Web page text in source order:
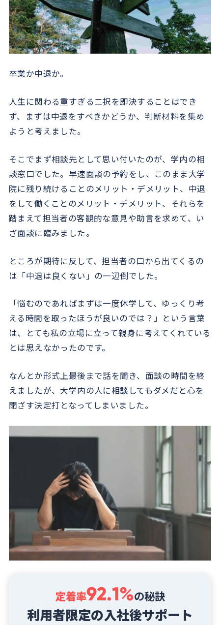
卒業か中退か。
人生に関わる重すぎる二択を即決することはでき
ず、まずは中退をすべきかどうか、判断材料を集め
ようと考えました。
そこでまず相談先として思い付いたのが、学内の相
談窓口でした。早速面談の予約をし、このまま大学
院に残り続けることのメリット・デメリット、中退
をして働くことのメリット・デメリット、それらを
踏まえて担当者の客観的な意見や助言を求めて、い
ざ面談に臨みました。
ところが期待に反して、担当者の口から出てくるの
は「中退は良くない」の一辺倒でした。
「悩むのであればまずは一度休学して、ゆっくり考
える時間を取ったほうが良いのでは？」という言葉
は、とても私の立場に立って親身に考えてくれている
とは思えなかったのです。
なんとか形式上最後まで話を聞き、面談の時間を終
えましたが、大学内の人に相談してもダメだと心を
閉ざす決定打となってしまいました。
定着率92.1%の秘訣
利用者限定の入社後サポート